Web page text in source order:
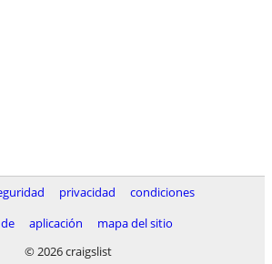
privacidad
condiciones
aplicación
mapa del sitio
© 2026 craigslist